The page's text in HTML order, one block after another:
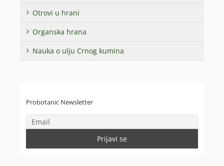
Otrovi u hrani
Organska hrana
Nauka o ulju Crnog kumina
Probotanic Newsletter